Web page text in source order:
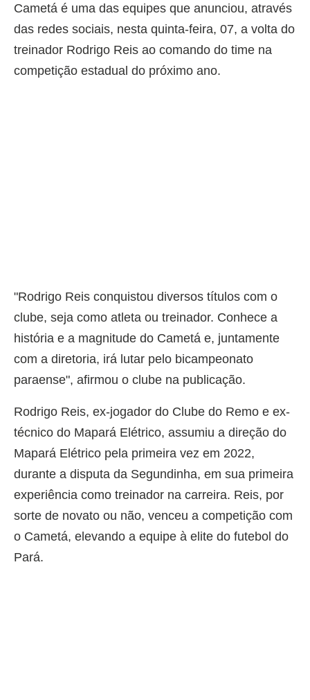
Cametá é uma das equipes que anunciou, através
das redes sociais, nesta quinta-feira, 07, a volta do
treinador Rodrigo Reis ao comando do time na
competição estadual do próximo ano.
"Rodrigo Reis conquistou diversos títulos com o
clube, seja como atleta ou treinador. Conhece a
história e a magnitude do Cametá e, juntamente
com a diretoria, irá lutar pelo bicampeonato
paraense", afirmou o clube na publicação.
Rodrigo Reis, ex-jogador do Clube do Remo e ex-
técnico do Mapará Elétrico, assumiu a direção do
Mapará Elétrico pela primeira vez em 2022,
durante a disputa da Segundinha, em sua primeira
experiência como treinador na carreira. Reis, por
sorte de novato ou não, venceu a competição com
o Cametá, elevando a equipe à elite do futebol do
Pará.